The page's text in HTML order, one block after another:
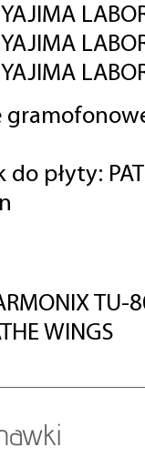
do płyty:
TU-
WINGS